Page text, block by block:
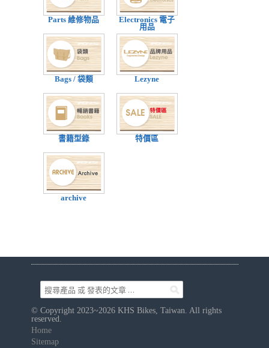
Parts 維修物品
Electronics 電子
用品
Bags / 袋類 Lezyne
書籍型錄 特價區
archive
© Copyright 2023~2026 KHS Bikes, Taiwan. All rights
reserved.
Home
Sitemap